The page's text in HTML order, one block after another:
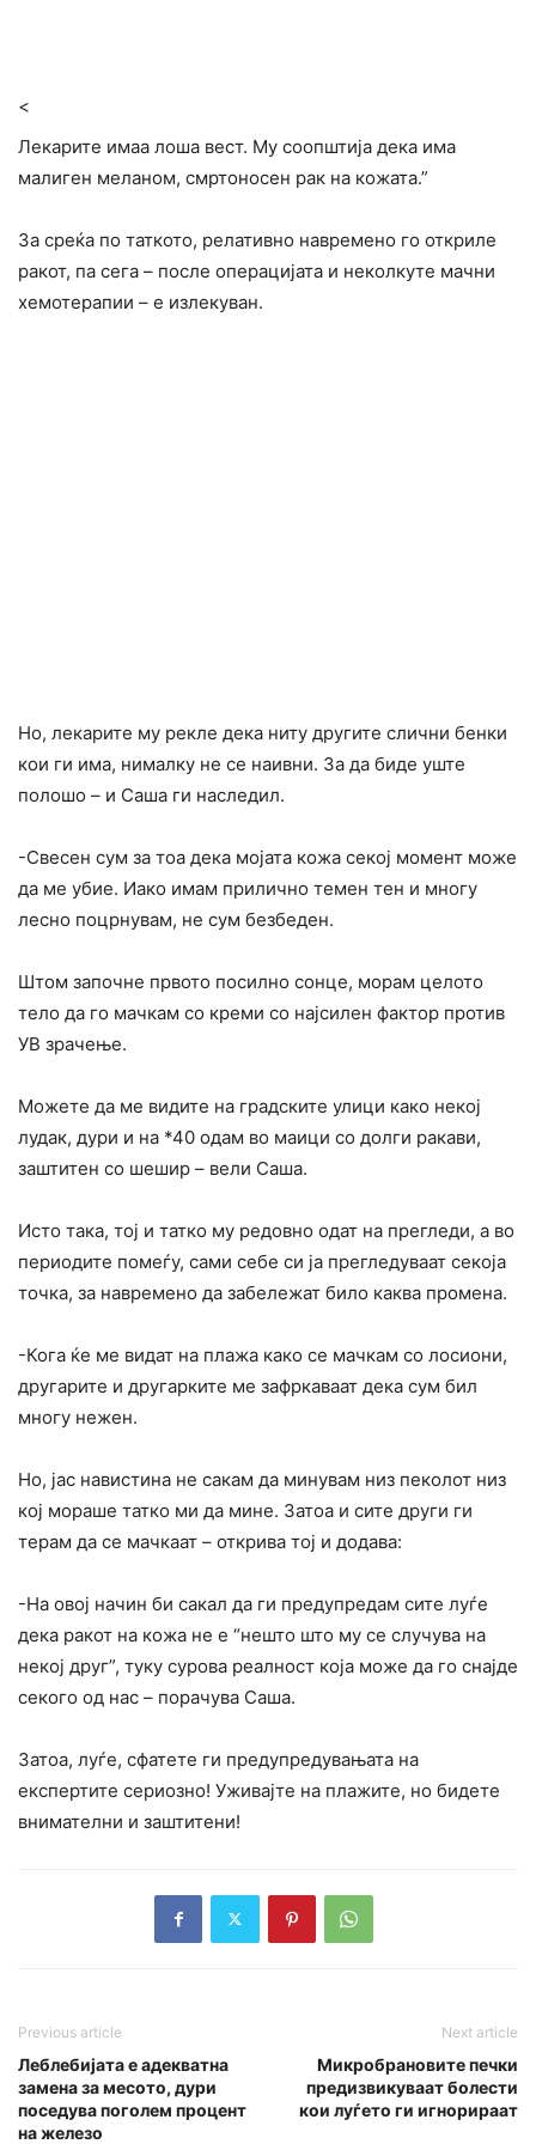
<
Лекарите имаа лоша вест. Му соопштија дека има
малиген меланом, смртоносен рак на кожата.”
За среќа по таткото, релативно навремено го откриле
ракот, па сега – после операцијата и неколкуте мачни
хемотерапии – е излекуван.
Но, лекарите му рекле дека ниту другите слични бенки
кои ги има, нималку не се наивни. За да биде уште
полошо – и Саша ги наследил.
-Свесен сум за тоа дека мојата кожа секој момент може
да ме убие. Иако имам прилично темен тен и многу
лесно поцрнувам, не сум безбеден.
Штом започне првото посилно сонце, морам целото
тело да го мачкам со креми со најсилен фактор против
УВ зрачење.
Можете да ме видите на градските улици како некој
лудак, дури и на *40 одам во маици со долги ракави,
заштитен со шешир – вели Саша.
Исто така, тој и татко му редовно одат на прегледи, а во
периодите помеѓу, сами себе си ја прегледуваат секоја
точка, за навремено да забележат било каква промена.
-Кога ќе ме видат на плажа како се мачкам со лосиони,
другарите и другарките ме зафркаваат дека сум бил
многу нежен.
Но, јас навистина не сакам да минувам низ пеколот низ
кој мораше татко ми да мине. Затоа и сите други ги
терам да се мачкаат – открива тој и додава:
-На овој начин би сакал да ги предупредам сите луѓе
дека ракот на кожа не е “нешто што му се случува на
некој друг”, туку сурова реалност која може да го снајде
секого од нас – порачува Саша.
Затоа, луѓе, сфатете ги предупредувањата на
експертите сериозно! Уживајте на плажите, но бидете
внимателни и заштитени!
Previous article
Леблебијата е адекватна
замена за месото, дури
поседува поголем процент
на железо
Next article
Микробрановите печки
предизвикуваат болести
кои луѓето ги игнорираат